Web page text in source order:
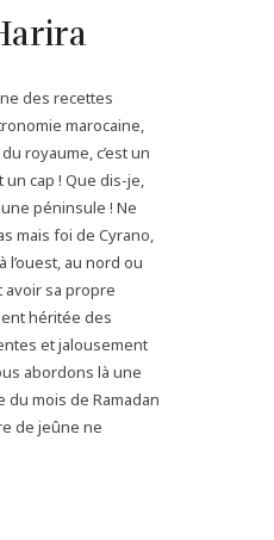
des recettes
marocaine,
royaume, c’est un
un cap ! Que dis-je,
une péninsule ! Ne
mais foi de Cyrano,
l’ouest, au nord ou
avoir sa propre
héritée des
et jalousement
abordons là une
mois de Ramadan
de jeûne ne